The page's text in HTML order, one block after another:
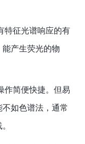
特征光谱响应的有
产生荧光的物
作简便快捷。但易
如色谱法，通常